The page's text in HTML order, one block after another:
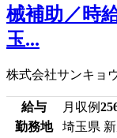
械補助／時
玉...
株式会社サンキョ
給与 月収例
勤務地
埼玉県